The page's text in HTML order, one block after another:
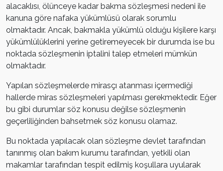
alacaklısı, ölünceye kadar bakma sözleşmesi nedeni ile
kanuna göre nafaka yükümlüsü olarak sorumlu
olmaktadır. Ancak, bakmakla yükümlü olduğu kişilere karşı
yükümlülüklerini yerine getiremeyecek bir durumda ise bu
noktada sözleşmenin iptalini talep etmeleri mümkün
olmaktadır.
Yapılan sözleşmelerde mirasçı atanması içermediği
hallerde miras sözleşmeleri yapılması gerekmektedir. Eğer
bu gibi durumlar söz konusu değilse sözleşmenin
geçerliliğinden bahsetmek söz konusu olamaz.
Bu noktada yapılacak olan sözleşme devlet tarafından
tanınmış olan bakım kurumu tarafından, yetkili olan
makamlar tarafından tespit edilmiş koşullara uyularak